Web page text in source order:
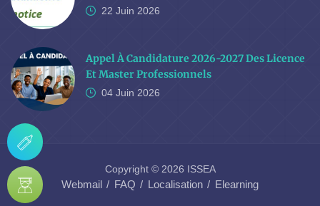
22 Juin 2026
Appel À Candidature 2026-2027 Des Licence
Et Master Professionnels
04 Juin 2026
Copyright © 2026 ISSEA
Webmail FAQ Localisation Elearning